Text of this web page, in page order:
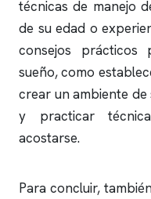
técnicas de manejo
de su edad o
consejos
sueño, como
crear un ambiente
y practicar
acostarse.
Para concluir,